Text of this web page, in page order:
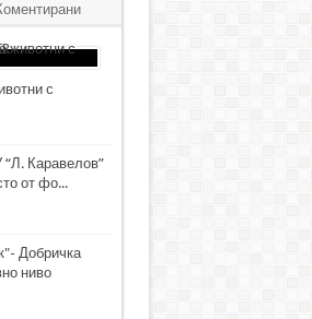
с
Каравелов”
от фо...
Добричка
ниво